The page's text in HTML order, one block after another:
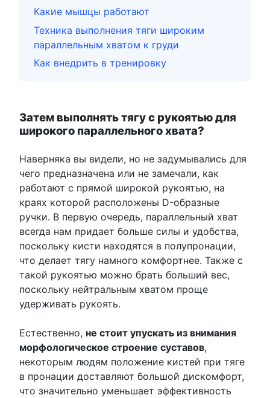
Какие мышцы работают
Техника выполнения тяги широким
параллельным хватом к груди
Как внедрить в тренировку
Затем выполнять тягу с рукоятью для
широкого параллельного хвата?
Наверняка вы видели, но не задумывались для
чего предназначена или не замечали, как
работают с прямой широкой рукоятью, на
краях которой расположены D-образные
ручки. В первую очередь, параллельный хват
всегда нам придает больше силы и удобства,
поскольку кисти находятся в полупронации,
что делает тягу намного комфортнее. Также с
такой рукоятью можно брать больший вес,
поскольку нейтральным хватом проще
удерживать рукоять.
Естественно, не стоит упускать из внимания
морфологическое строение суставов,
некоторым людям положение кистей при тяге
в пронации доставляют большой дискомфорт,
что значительно уменьшает эффективность